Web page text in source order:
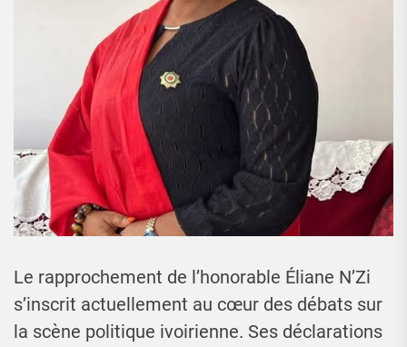
Le rapprochement de l’honorable Éliane N’Zi
s’inscrit actuellement au cœur des débats sur
la scène politique ivoirienne. Ses déclarations